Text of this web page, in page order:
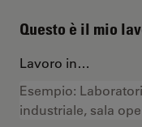
Questo è il mio
Lavoro in…